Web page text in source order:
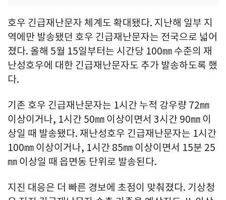
호우 긴급재난문자 체계도 확대됐다. 지난해 일부 지
역에만 발송됐던 호우 긴급재난문자는 전국으로 넓어
졌다. 올해 5월 15일부터는 시간당 100㎜ 수준의 재
난성호우에 대한 긴급재난문자도 추가 발송하도록 했
다.
기존 호우 긴급재난문자는 1시간 누적 강우량 72㎜
이상이거나, 1시간 50㎜ 이상이면서 3시간 90㎜ 이
상일 때 발송됐다. 재난성호우 긴급재난문자는 1시간
100㎜ 이상이거나, 1시간 85㎜ 이상이면서 15분 25
㎜ 이상일 때 읍면동 단위로 발송된다.
지진 대응은 더 빠른 경보에 초점이 맞춰졌다. 기상청